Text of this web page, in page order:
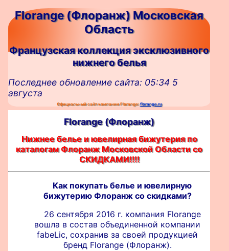
Florange (Флоранж) Московская
Область
Французская коллекция эксклюзивного
нижнего белья
Последнее обновление сайта: 05:34 5
августа
Официальный сайт компании Florange:florange.ru
Florange (Флоранж)
Нижнее белье и ювелирная бижутерия по
каталогам Флоранж Московской Области со
СКИДКАМИ!!!!
Как покупать белье и ювелирную
бижутерию Флоранж со скидками?
26 сентября 2016 г. компания Florange
вошла в состав объединенной компании
fabeLic, сохранив за своей продукцией
бренд Florange (Флоранж).